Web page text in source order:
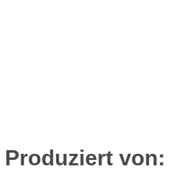
Produziert von: